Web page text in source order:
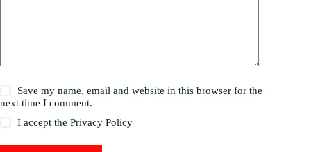
Save my name, email and website in this browser for the
next time I comment.
I accept thePrivacy Policy